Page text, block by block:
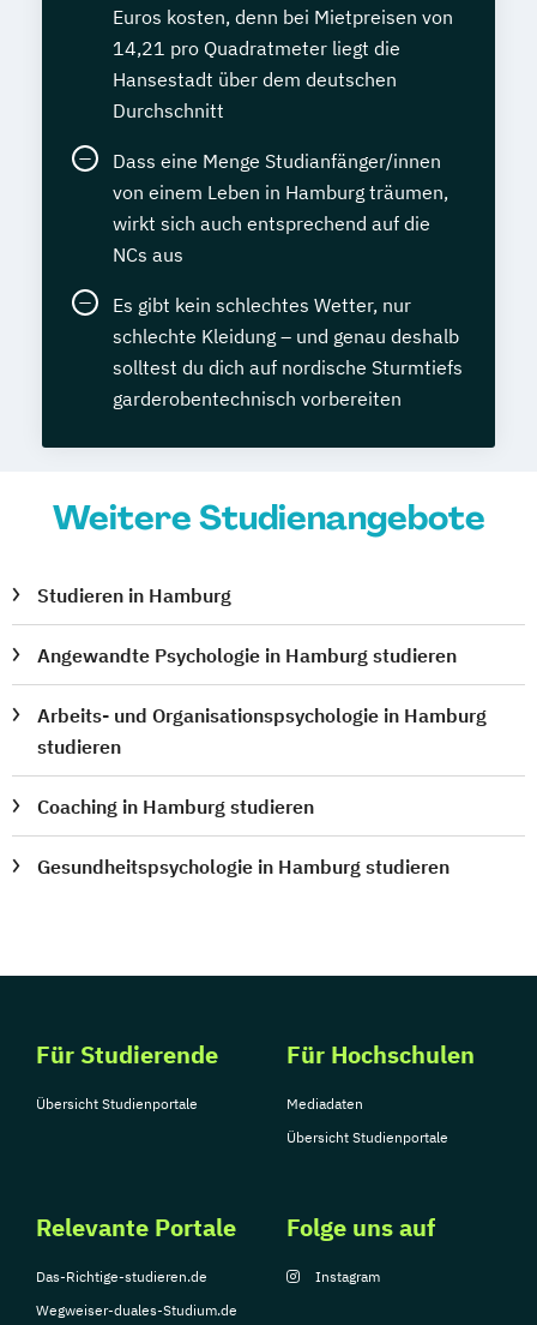
Euros kosten, denn bei Mietpreisen von
14,21 pro Quadratmeter liegt die
Hansestadt über dem deutschen
Durchschnitt
Dass eine Menge Studianfänger/innen
von einem Leben in Hamburg träumen,
wirkt sich auch entsprechend auf die
NCs aus
Es gibt kein schlechtes Wetter, nur
schlechte Kleidung – und genau deshalb
solltest du dich auf nordische Sturmtiefs
garderobentechnisch vorbereiten
Weitere Studienangebote
Studieren in Hamburg
Angewandte Psychologie in Hamburg studieren
Arbeits- und Organisationspsychologie in Hamburg
studieren
Coaching in Hamburg studieren
Gesundheitspsychologie in Hamburg studieren
Für Studierende
Übersicht Studienportale
Für Hochschulen
Mediadaten
Übersicht Studienportale
Relevante Portale
Das-Richtige-studieren.de
Wegweiser-duales-Studium.de
Folge uns auf
Instagram